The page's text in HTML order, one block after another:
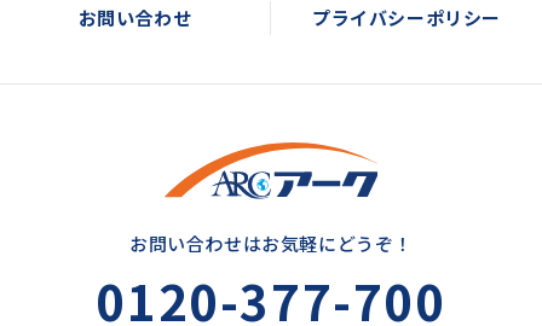
お問い合わせ プライバシーポリシー
お問い合わせはお気軽にどうぞ！
0120-377-700